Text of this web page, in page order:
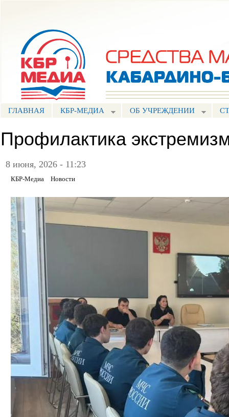
ГЛАВНАЯ КБР-МЕДИА ОБ УЧРЕЖДЕНИИ
Профилактика
8 июня, 2026 - 11:23
КБР-Медиа Новости